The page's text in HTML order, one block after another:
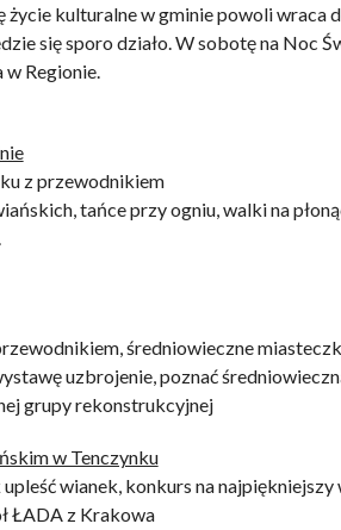
kulturalne w gminie powoli wraca
się sporo działo. W sobotę na Noc
Regionie.
z przewodnikiem
tańce przy ogniu, walki na
średniowieczne
uzbrojenie, poznać
grupy rekonstrukcyjnej
w Tenczynku
wianek, konkurs na najpiękniejszy
ŁADA z Krakowa